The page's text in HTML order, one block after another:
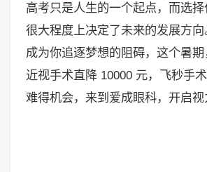
高考只是人生的一个起点，而选择
很大程度上决定了未来的发展方
成为你追逐梦想的阻碍，这个暑
近视手术直降 10000 元，飞秒手
难得机会，来到爱成眼科，开启视